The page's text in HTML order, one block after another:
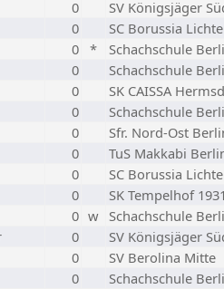
0
SV Königsjäger
0
SC Borussia
0 *
Schachschule
0
Schachschule
0
SK CAISSA
0
Schachschule
0
Sfr. Nord-Ost
0
TuS Makkabi
0
SC Borussia
0
SK Tempelhof
0 w Schachschule
0
SV Königsjäger
0
SV Berolina Mitte
0
Schachschule